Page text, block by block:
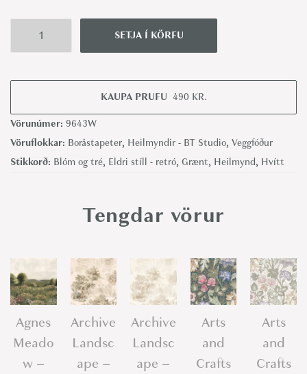
k
a
-
B
a
p
e
SETJA Í KÖRFU
KAUPA PRUFU 490 KR.
Vörunúmer: 9643W
Vöruflokkar: Boråstapeter, Heilmyndir - BT Studio, Veggfóður
Stikkorð: Blóm og tré, Eldri stíll - retró, Grænt, Heilmynd, Hvítt
Tengdar vörur
Agnes
Meado
w –
Archive
Landsc
ape –
Archive
Landsc
ape –
Arts
and
Crafts
Arts
and
Crafts